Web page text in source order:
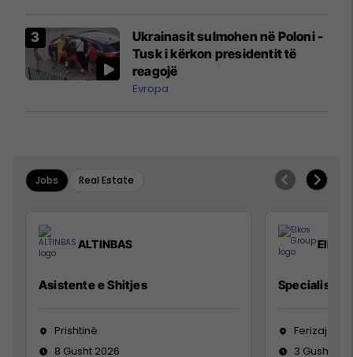
Mançesterit
Ukrainasit sulmohen në Poloni -
Tusk i kërkon presidentit të
reagojë
Evropa
Jobs Real Estate
ALTINBAS
Asistente e Shitjes
Prishtinë
8 Gusht 2026
Elkos
Specialist
Ferizaj
3 Gusht